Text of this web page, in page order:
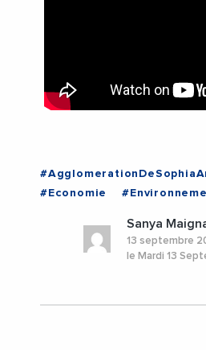
#Economie
#Urbanisme
#Videos
#ProvenceAlpesCoteDAzur
Sanya
13 septembre
le Mardi 13